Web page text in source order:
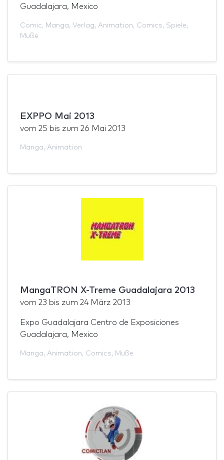
Guadalajara, Mexico
Comic, Manga, Verlag, Animation, Comics, Spiele,
Muße
EXPPO Mai 2013
vom 25 bis zum 26 Mai 2013
Manga, Animation
MangaTRON X-Treme Guadalajara 2013
vom 23 bis zum 24 März 2013
Expo Guadalajara Centro de Exposiciones
Guadalajara, Mexico
Manga, Animation, Comics, Muße